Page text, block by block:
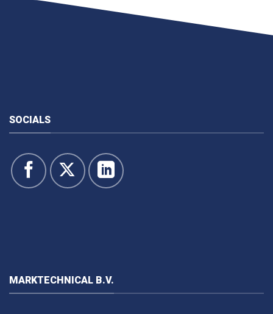
SOCIALS
MARKTECHNICAL B.V.